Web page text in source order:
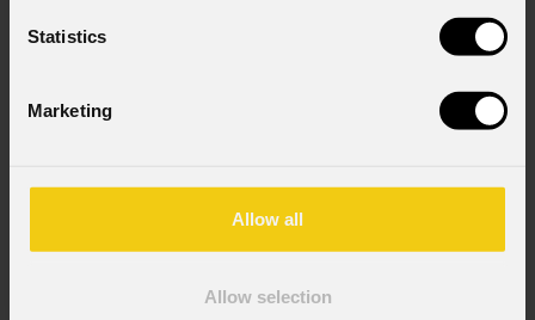
Statistics
Marketing
Allow all
Allow selection
Zoom range